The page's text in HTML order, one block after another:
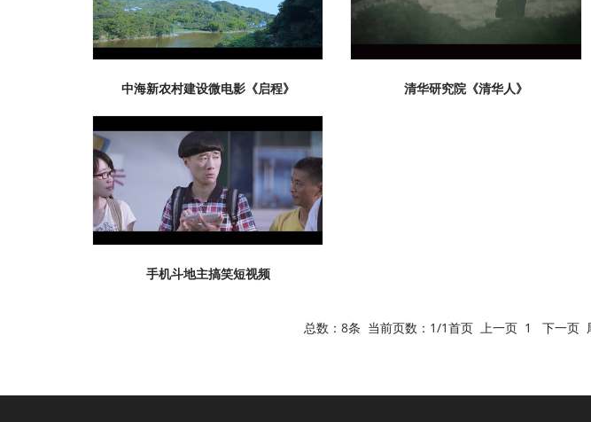
中海新农村建设微电影《启程》 清华研究院《清华人》
手机斗地主搞笑短视频
总数：8条 当前页数： 1/1首页上一页 1 下一页